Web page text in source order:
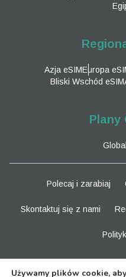
Azja eSIMEuropa
Bliski Wschód eSIM
Plany
Polecaj i zarabiaj
Skontaktuj się z nami
Używamy plików cookie,